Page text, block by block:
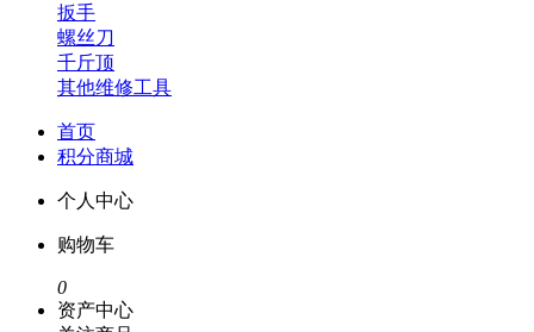
扳手
螺丝刀
千斤顶
其他维修工具
首页
积分商城
个人中心
购物车
0
资产中心